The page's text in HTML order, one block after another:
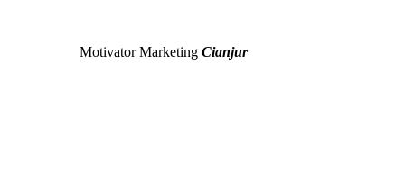
Motivator Marketing Cianjur